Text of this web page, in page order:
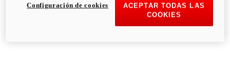
ACEPTAR TODAS LAS
COOKIES
Configuración de cookies